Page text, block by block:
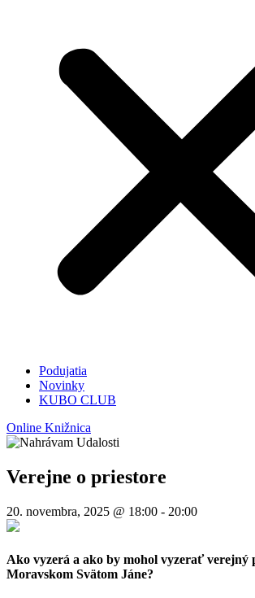
Podujatia
Novinky
KUBO CLUB
Online Knižnica
Verejne o priestore
20. novembra, 2025 @ 18:00 - 20:00
Ako vyzerá a ako by mohol vyzerať verejný
Moravskom Svätom Jáne?